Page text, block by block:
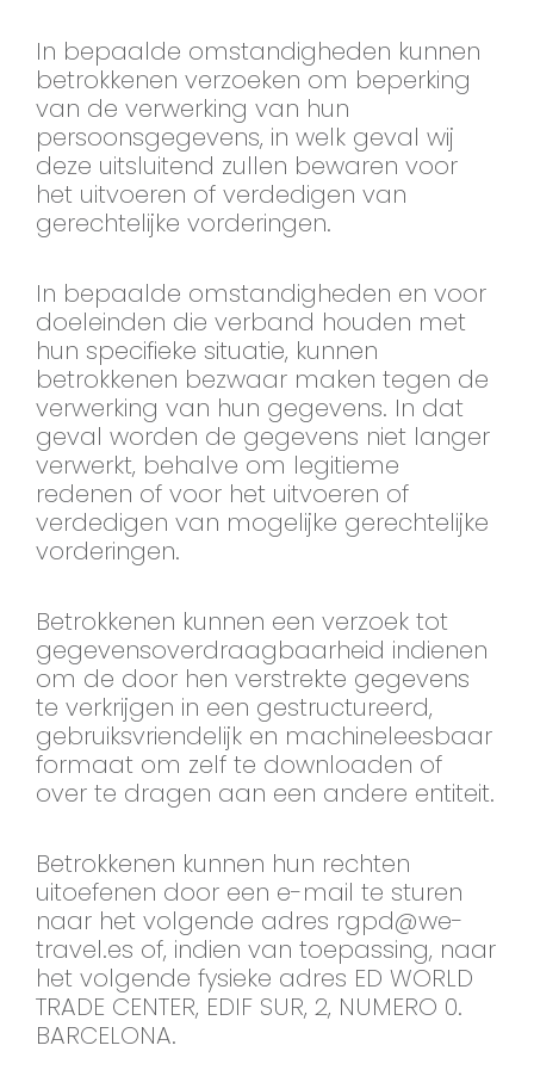
In bepaalde omstandigheden kunnen
betrokkenen verzoeken om beperking
van de verwerking van hun
persoonsgegevens, in welk geval wij
deze uitsluitend zullen bewaren voor
het uitvoeren of verdedigen van
gerechtelijke vorderingen.
In bepaalde omstandigheden en voor
doeleinden die verband houden met
hun specifieke situatie, kunnen
betrokkenen bezwaar maken tegen de
verwerking van hun gegevens. In dat
geval worden de gegevens niet langer
verwerkt, behalve om legitieme
redenen of voor het uitvoeren of
verdedigen van mogelijke gerechtelijke
vorderingen.
Betrokkenen kunnen een verzoek tot
gegevensoverdraagbaarheid indienen
om de door hen verstrekte gegevens
te verkrijgen in een gestructureerd,
gebruiksvriendelijk en machineleesbaar
formaat om zelf te downloaden of
over te dragen aan een andere entiteit.
Betrokkenen kunnen hun rechten
uitoefenen door een e-mail te sturen
naar het volgende adres rgpd@we-
travel.es of, indien van toepassing, naar
het volgende fysieke adres ED WORLD
TRADE CENTER, EDIF SUR, 2, NUMERO 0.
BARCELONA.